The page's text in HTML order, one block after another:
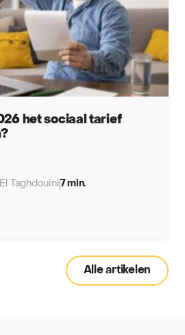
het sociaal tarief
Taghdouini 7 min.
Alle artikelen